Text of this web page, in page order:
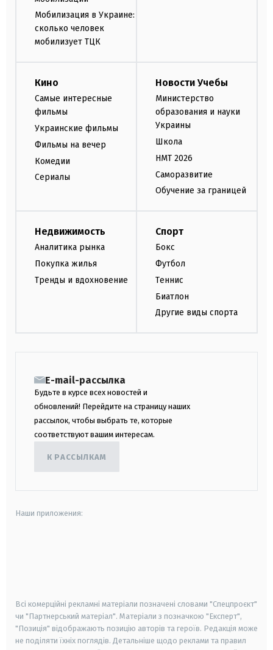
Мобилизация в Украине:
сколько человек
мобилизует ТЦК
Кино
Самые интересные
фильмы
Украинские фильмы
Фильмы на вечер
Комедии
Сериалы
Новости Учебы
Министерство
образования и науки
Украины
Школа
НМТ 2026
Саморазвитие
Обучение за границей
Недвижимость
Аналитика рынка
Покупка жилья
Тренды и вдохновение
Спорт
Бокс
Футбол
Теннис
Биатлон
Другие виды спорта
E-mail-рассылка
Будьте в курсе всех новостей и
обновлений! Перейдите на страницу наших
рассылок, чтобы выбрать те, которые
соответствуют вашим интересам.
К РАССЫЛКАМ
Наши приложения:
Всі комерційні рекламні матеріали позначені словами "Спецпроєкт"
чи "Партнерський матеріал". Матеріали з позначкою "Експерт",
"Позиція" відображають позицію авторів та героїв. Редакція може
не поділяти їхніх поглядів. Детальніше щодо реклами та правил